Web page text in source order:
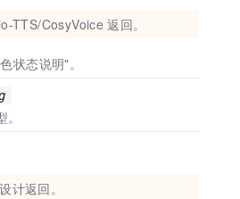
TTS/CosyVoice 返回。
状态说明"。
计返回。